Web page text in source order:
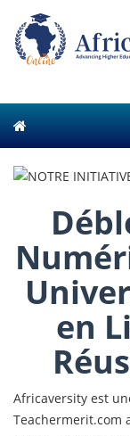
en
Africaversity est
Teachermerit.com